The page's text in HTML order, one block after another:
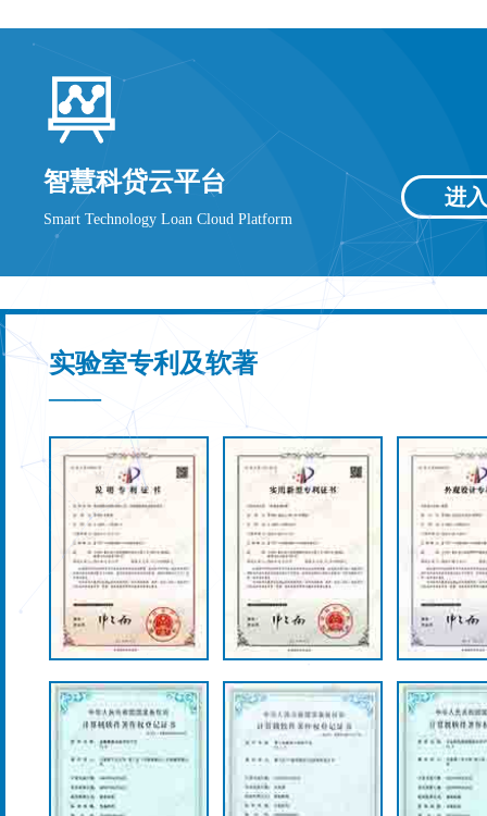
智慧科贷云平台
Smart Technology Loan Cloud Platform
进入
实验室专利及软著
——